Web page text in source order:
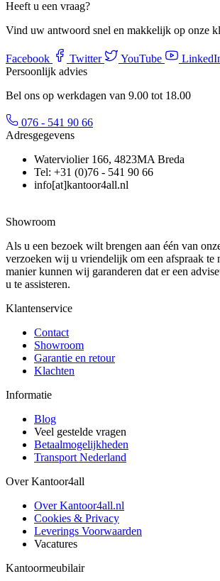
Heeft u een vraag?
Vind uw antwoord snel en makkelijk op onze
Facebook Twitter YouTube
Persoonlijk advies
Bel ons op werkdagen van 9.00 tot 18.00
076 - 541 90 66
Adresgegevens
Waterviolier 166, 4823MA Breda
Tel: +31 (0)76 - 541 90 66
info[at]kantoor4all.nl
Showroom
Als u een bezoek wilt brengen aan één van
verzoeken wij u vriendelijk om een afspraak te
manier kunnen wij garanderen dat er een
u te assisteren.
Klantenservice
Contact
Showroom
Garantie en retour
Klachten
Informatie
Blog
Veel gestelde vragen
Betaalmogelijkheden
Transport Nederland
Over Kantoor4all
Over Kantoor4all.nl
Cookies & Privacy
Leverings Voorwaarden
Vacatures
Kantoormeubilair